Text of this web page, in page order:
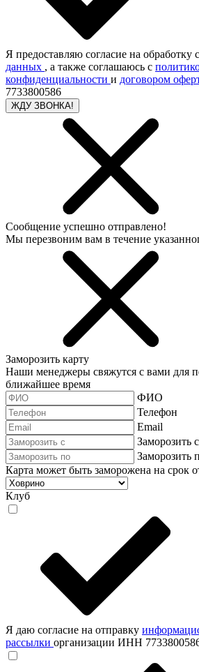
Я предоставляю согласие на обработку
данных , а также соглашаюсь с
конфиденциальности и договором
7733800586
ЖДУ ЗВОНКА!
Сообщение успешно отправлено!
Мы перезвоним вам в течение
Заморозить карту
Наши менеджеры свяжутся с вами для
ближайшее время
ФИО
Телефон
Email
Заморозить с
Заморозить
Карта может быть заморожена на срок
Клуб
Я даю согласие на отправку
рассылки организации ИНН